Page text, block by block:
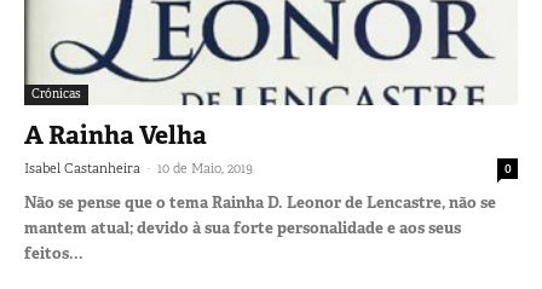
Crónicas
A Rainha Velha
Isabel Castanheira - 10 de Maio, 2019 0
Não se pense que o tema Rainha D. Leonor de Lencastre, não se
mantem atual; devido à sua forte personalidade e aos seus
feitos...